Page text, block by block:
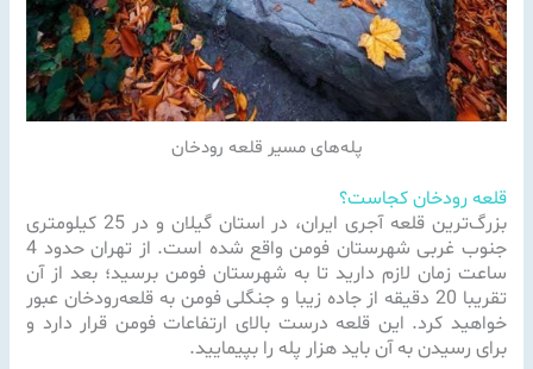
پله‌های مسیر قلعه رودخان
قلعه رودخان کجاست؟
بزرگ‌ترین قلعه آجری ایران، در استان گیلان و در 25 کیلومتری
جنوب غربی شهرستان فومن واقع شده است. از تهران حدود 4
ساعت زمان لازم دارید تا به شهرستان فومن برسید؛ بعد از آن
تقریبا 20 دقیقه از جاده زیبا و جنگلی فومن به قلعه‌رودخان عبور
خواهید کرد. این قلعه درست بالای ارتفاعات فومن قرار دارد و
برای رسیدن به آن باید هزار پله را بپیمایید.